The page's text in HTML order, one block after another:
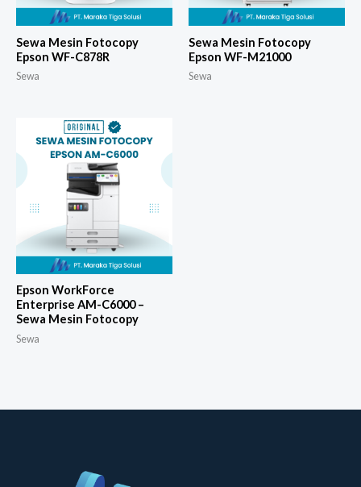
Sewa Mesin Fotocopy
Epson WF-C878R
Sewa
Sewa Mesin Fotocopy
Epson WF-M21000
Sewa
Epson WorkForce
Enterprise AM-C6000 –
Sewa Mesin Fotocopy
Sewa